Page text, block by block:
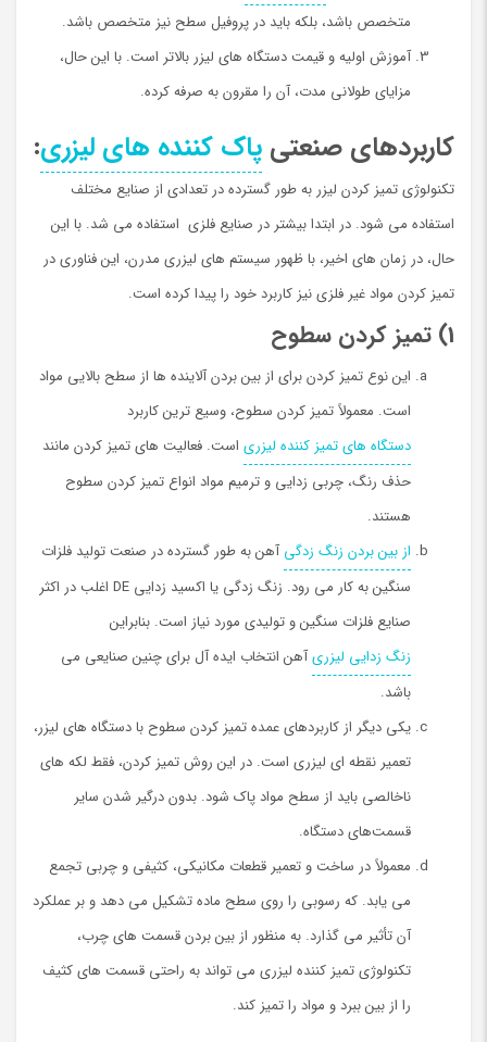
متخصص باشد، بلکه باید در پروفیل سطح نیز متخصص باشد.
آموزش اولیه و قیمت دستگاه های لیزر بالاتر است. با این حال،
مزایای طولانی مدت، آن را مقرون به صرفه كرده.
کاربردهای صنعتی پاک کننده های لیزری:
تکنولوژی تمیز کردن لیزر به طور گسترده در تعدادی از صنایع مختلف
استفاده می شود. در ابتدا بیشتر در صنایع فلزی استفاده می شد. با این
حال، در زمان های اخیر، با ظهور سیستم های لیزری مدرن، این فناوری در
تمیز کردن مواد غیر فلزی نیز کاربرد خود را پیدا کرده است.
1) تمیز کردن سطوح
این نوع تمیز کردن برای از بین بردن آلاينده ها از سطح بالایی مواد
است. معمولاً تمیز کردن سطوح، وسیع ترین کاربرد
دستگاه های تمیز کننده لیزری است. فعالیت های تمیز کردن مانند
حذف رنگ، چربی زدایی و ترمیم مواد انواع تمیز کردن سطوح
هستند.
از بین بردن زنگ زدگی آهن به طور گسترده در صنعت تولید فلزات
سنگین به كار مي رود. زنگ زدگی یا اکسید زدایی DE اغلب در اکثر
صنایع فلزات سنگین و تولیدی مورد نیاز است. بنابراین
زنگ زدايي ليزريآهن انتخاب ایده آل برای چنین صنایعی می
باشد.
یکی دیگر از کاربردهای عمده تمیز کردن سطوح با دستگاه های لیزر،
تعمیر نقطه ای لیزری است. در این روش تمیز کردن، فقط لکه های
ناخالصی باید از سطح مواد پاک شود. بدون درگیر شدن سایر
قسمت‌های دستگاه.
معمولاً در ساخت و تعمیر قطعات مکانیکی، کثیفی و چربی تجمع
می یابد. كه رسوبی را روی سطح ماده تشکیل می دهد و بر عملکرد
آن تأثیر می گذارد. به منظور از بین بردن قسمت های چرب،
تکنولوژی تمیز کننده لیزری می تواند به راحتی قسمت های کثیف
را از بین ببرد و مواد را تمیز کند.